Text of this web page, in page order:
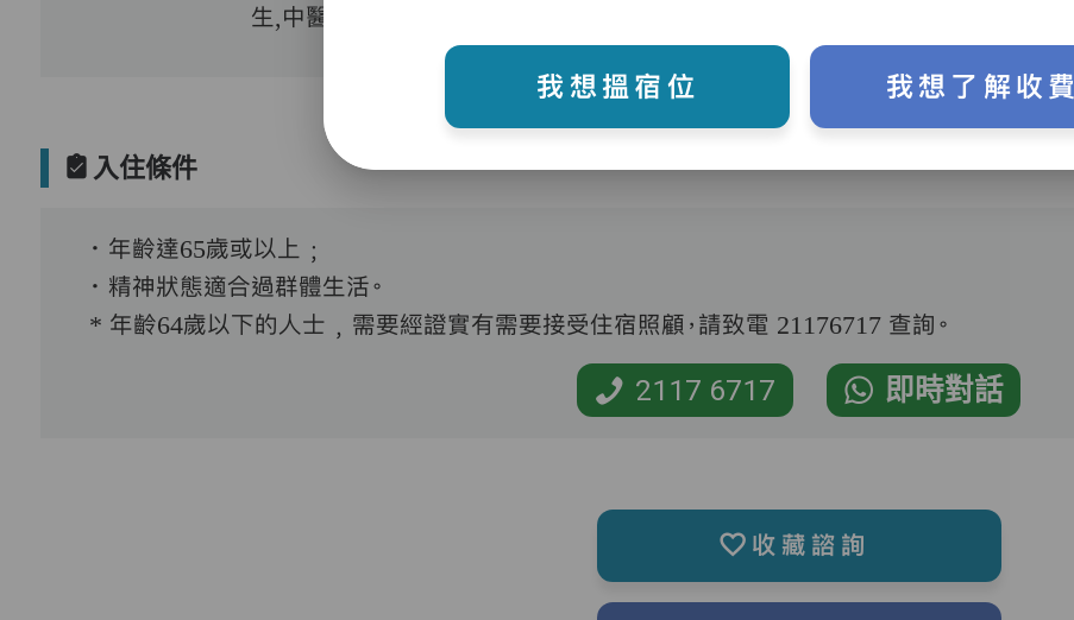
生,中醫
入住條件
．年齡達65歲或以上﹔
．精神狀態適合過群體生活。
* 年齡64歲以下的人士﹐需要經證實有需要接受住宿照顧，請致電 21176717 查詢。
2117 6717 即時對話
收藏諮詢
我想搵宿位 我想了解收費